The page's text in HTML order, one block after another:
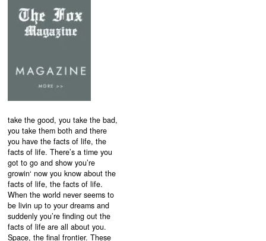
take the good, you take the bad,
you take them both and there
you have the facts of life, the
facts of life. There’s a time you
got to go and show you’re
growin‘ now you know about the
facts of life, the facts of life.
When the world never seems to
be livin up to your dreams and
suddenly you’re finding out the
facts of life are all about you.
Space, the final frontier. These